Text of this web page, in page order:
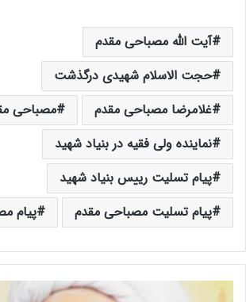
آیت الله مصباحی مقدم
حجت الاسلام شهیدی درگذشت
غلامرضا مصباحی مقدم
مصباحی
نماینده ولی فقیه در بنیاد شهید
پیام تسلیت رییس بنیاد شهید
پیام تسلیت مصباحی مقدم
پیام